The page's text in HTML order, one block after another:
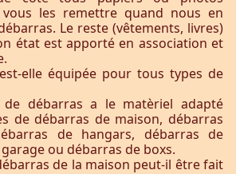
les remettre quand nous en
Le reste (vêtements, livres)
état est apporté en association et
elle équipée pour tous types de
débarras a le matèriel adapté
de débarras de maison, débarras
de hangars, débarras de
ou débarras de boxs.
de la maison peut-il être fait